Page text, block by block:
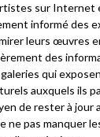
sur Internet
informé des
leurs œuvres
des
qui
auxquels ils
de rester à jour
ne pas manquer